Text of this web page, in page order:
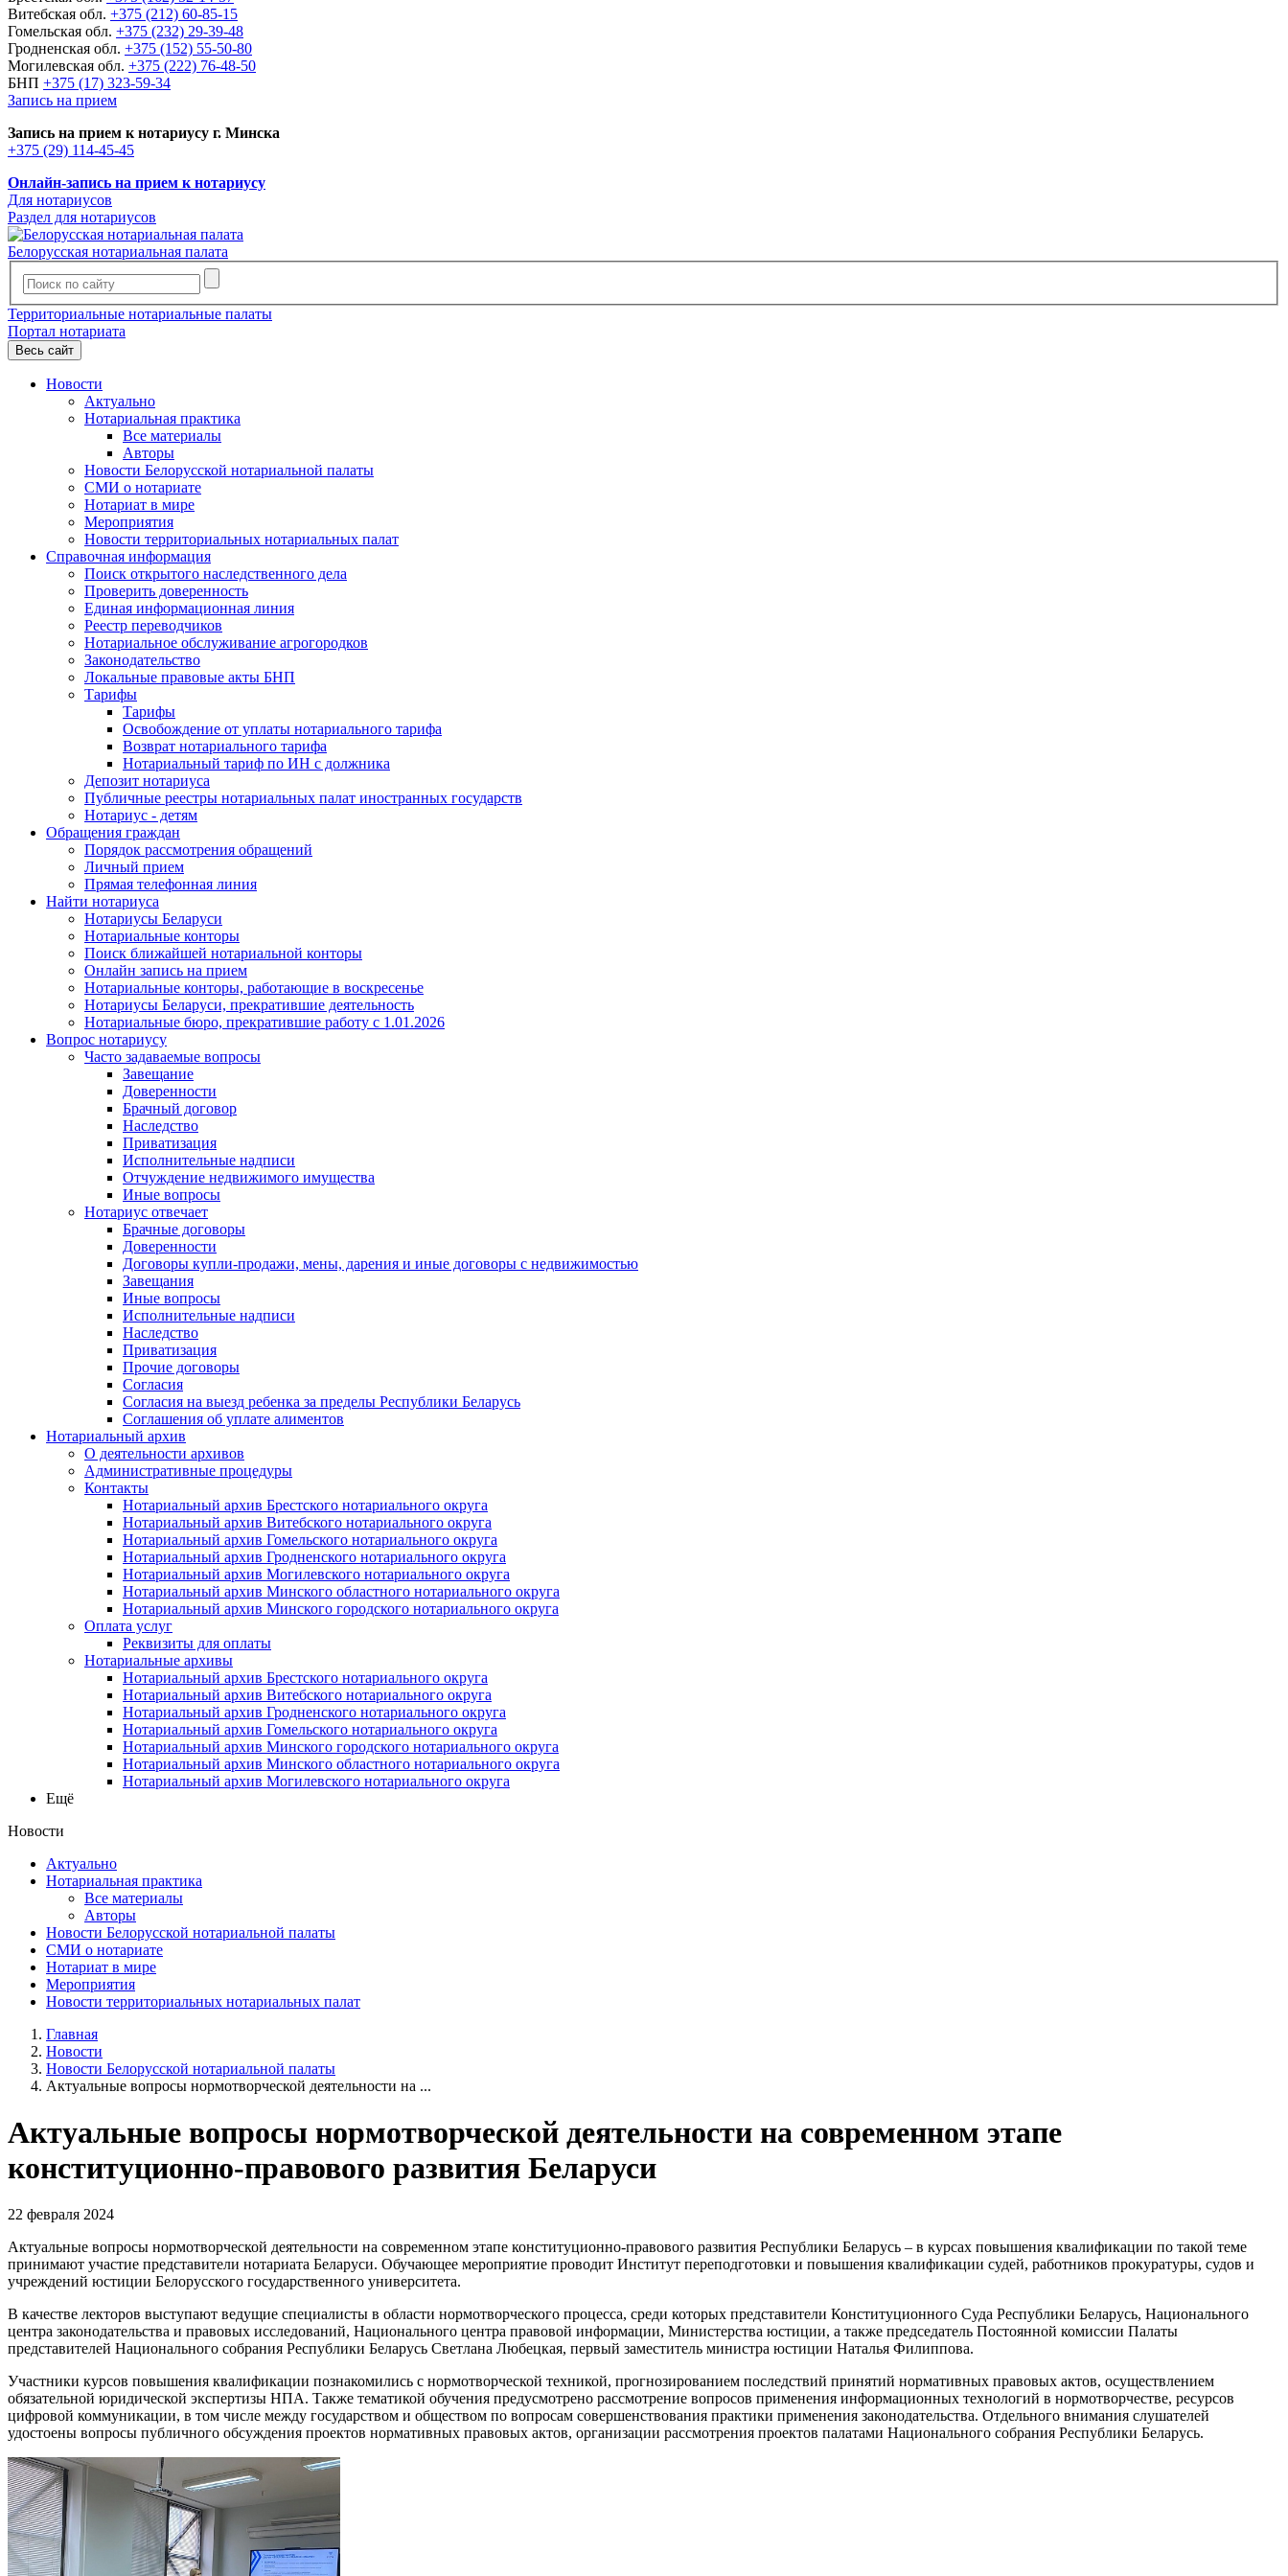
Витебская обл. +375 (212) 60-85-15
Гомельская обл. +375 (232) 29-39-48
Гродненская обл. +375 (152) 55-50-80
Могилевская обл. +375 (222) 76-48-50
БНП +375 (17) 323-59-34
Запись на прием
Запись на прием к нотариусу г. Минска
+375 (29) 114-45-45
Онлайн-запись на прием к нотариусу
Для нотариусов
Раздел для нотариусов
Белорусская нотариальная палата
Территориальные нотариальные палаты
Портал нотариата
Весь сайт
Новости
Актуально
Нотариальная практика
Все материалы
Авторы
Новости Белорусской нотариальной палаты
СМИ о нотариате
Нотариат в мире
Мероприятия
Новости территориальных нотариальных палат
Справочная информация
Поиск открытого наследственного дела
Проверить доверенность
Единая информационная линия
Реестр переводчиков
Нотариальное обслуживание агрогородков
Законодательство
Локальные правовые акты БНП
Тарифы
Тарифы
Освобождение от уплаты нотариального тарифа
Возврат нотариального тарифа
Нотариальный тариф по ИН с должника
Депозит нотариуса
Публичные реестры нотариальных палат иностранных государств
Нотариус - детям
Обращения граждан
Порядок рассмотрения обращений
Личный прием
Прямая телефонная линия
Найти нотариуса
Нотариусы Беларуси
Нотариальные конторы
Поиск ближайшей нотариальной конторы
Онлайн запись на прием
Нотариальные конторы, работающие в воскресенье
Нотариусы Беларуси, прекратившие деятельность
Нотариальные бюро, прекратившие работу с 1.01.2026
Вопрос нотариусу
Часто задаваемые вопросы
Завещание
Доверенности
Брачный договор
Наследство
Приватизация
Исполнительные надписи
Отчуждение недвижимого имущества
Иные вопросы
Нотариус отвечает
Брачные договоры
Доверенности
Договоры купли-продажи, мены, дарения и иные договоры с недвижимостью
Завещания
Иные вопросы
Исполнительные надписи
Наследство
Приватизация
Прочие договоры
Согласия
Согласия на выезд ребенка за пределы Республики Беларусь
Соглашения об уплате алиментов
Нотариальный архив
О деятельности архивов
Административные процедуры
Контакты
Нотариальный архив Брестского нотариального округа
Нотариальный архив Витебского нотариального округа
Нотариальный архив Гомельского нотариального округа
Нотариальный архив Гродненского нотариального округа
Нотариальный архив Могилевского нотариального округа
Нотариальный архив Минского областного нотариального округа
Нотариальный архив Минского городского нотариального округа
Оплата услуг
Реквизиты для оплаты
Нотариальные архивы
Нотариальный архив Брестского нотариального округа
Нотариальный архив Витебского нотариального округа
Нотариальный архив Гродненского нотариального округа
Нотариальный архив Гомельского нотариального округа
Нотариальный архив Минского городского нотариального округа
Нотариальный архив Минского областного нотариального округа
Нотариальный архив Могилевского нотариального округа
Ещё
Новости
Актуально
Нотариальная практика
Все материалы
Авторы
Новости Белорусской нотариальной палаты
СМИ о нотариате
Нотариат в мире
Мероприятия
Новости территориальных нотариальных палат
Главная
Новости
Новости Белорусской нотариальной палаты
Актуальные вопросы нормотворческой деятельности на ...
Актуальные вопросы нормотворческой деятельности на современном этапе
конституционно-правового развития Беларуси
22 февраля 2024
Актуальные вопросы нормотворческой деятельности на современном этапе конституционно-правового развития Республики Беларусь – в курсах повышения квалификации по такой теме
принимают участие представители нотариата Беларуси. Обучающее мероприятие проводит Институт переподготовки и повышения квалификации судей, работников прокуратуры, судов и
учреждений юстиции Белорусского государственного университета.
В качестве лекторов выступают ведущие специалисты в области нормотворческого процесса, среди которых представители Конституционного Суда Республики Беларусь, Национального
центра законодательства и правовых исследований, Национального центра правовой информации, Министерства юстиции, а также председатель Постоянной комиссии Палаты
представителей Национального собрания Республики Беларусь Светлана Любецкая, первый заместитель министра юстиции Наталья Филиппова.
Участники курсов повышения квалификации познакомились с нормотворческой техникой, прогнозированием последствий принятий нормативных правовых актов, осуществлением
обязательной юридической экспертизы НПА. Также тематикой обучения предусмотрено рассмотрение вопросов применения информационных технологий в нормотворчестве, ресурсов
цифровой коммуникации, в том числе между государством и обществом по вопросам совершенствования практики применения законодательства. Отдельного внимания слушателей
удостоены вопросы публичного обсуждения проектов нормативных правовых актов, организации рассмотрения проектов палатами Национального собрания Республики Беларусь.